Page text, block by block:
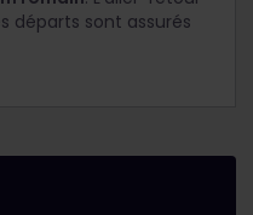
départs sont assurés